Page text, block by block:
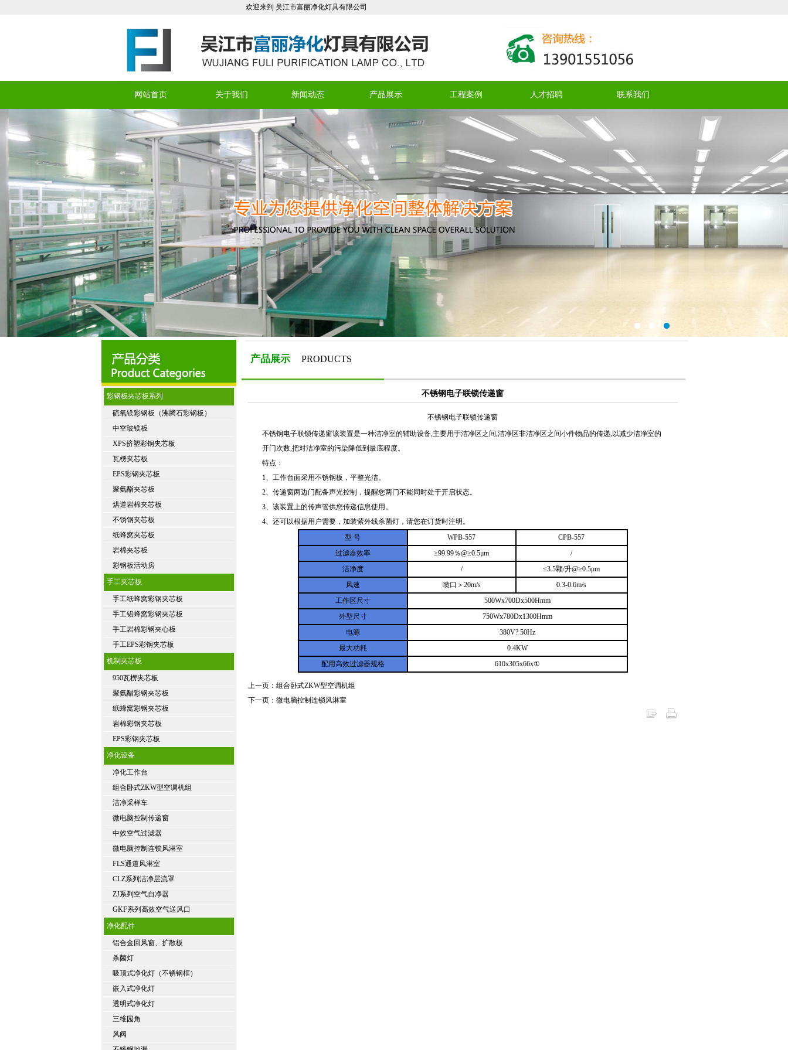
欢迎来到 吴江市富丽净化灯具有限公司
网站首页 关于我们 新闻动态 产品展示 工程案例 人才招聘 联系我们
彩钢板夹芯板系列
硫氧镁彩钢板（沸腾石彩钢板）
中空玻镁板
XPS挤塑彩钢夹芯板
瓦楞夹芯板
EPS彩钢夹芯板
聚氨酯夹芯板
烘道岩棉夹芯板
不锈钢夹芯板
纸蜂窝夹芯板
岩棉夹芯板
彩钢板活动房
手工夹芯板
手工纸蜂窝彩钢夹芯板
手工铝蜂窝彩钢夹芯板
手工岩棉彩钢夹心板
手工EPS彩钢夹芯板
机制夹芯板
950瓦楞夹芯板
聚氨醋彩钢夹芯板
纸蜂窝彩钢夹芯板
岩棉彩钢夹芯板
EPS彩钢夹芯板
净化设备
净化工作台
组合卧式ZKW型空调机组
洁净采样车
微电脑控制传递窗
中效空气过滤器
微电脑控制连锁风淋室
FLS通道风淋室
CLZ系列洁净层流罩
ZJ系列空气自净器
GKF系列高效空气送风口
净化配件
铝合金回风窗、扩散板
杀菌灯
吸顶式净化灯（不锈钢框）
嵌入式净化灯
透明式净化灯
三维园角
风阀
产品展示 PRODUCTS
不锈钢电子联锁传递窗
不锈钢电子联锁传递窗
不锈钢电子联锁传递窗该装置是一种洁净室的辅助设备,主要用于洁净区之间,洁净区非洁净区之间小件物品的传递,以减少洁净室的
开门次数,把对洁净室的污染降低到最底程度。
特点：
1、工作台面采用不锈钢板，平整光洁。
2、传递窗两边门配备声光控制，提醒您两门不能同时处于开启状态。
3、该装置上的传声管供您传递信息使用。
4、还可以根据用户需要，加装紫外线杀菌灯，请您在订货时注明。
型 号
WPB-557
CPB-557
过滤器效率
≥99.99％@≥0.5μm
/
洁净度
/
≤3.5颗/升@≥0.5μm
风速
喷口＞20m/s
0.3-0.6m/s
工作区尺寸
500Wx700Dx500Hmm
外型尺寸
750Wx780Dx1300Hmm
电源
380V? 50Hz
最大功耗
0.4KW
配用高效过滤器规格
610x305x66x①
上一页：组合卧式ZKW型空调机组
下一页：微电脑控制连锁风淋室